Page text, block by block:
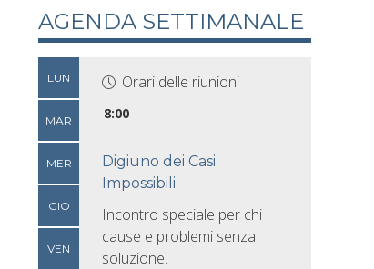
AGENDA SETTIMANALE
LUN
MAR
MER
GIO
VEN
Orari delle riunioni
8:00
Digiuno dei Casi
Impossibili
Incontro speciale per chi
cause e problemi senza
soluzione.